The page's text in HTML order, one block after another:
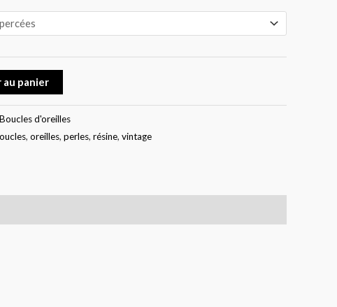
panier
Boucles d'oreilles
, oreilles, perles, résine, vintage